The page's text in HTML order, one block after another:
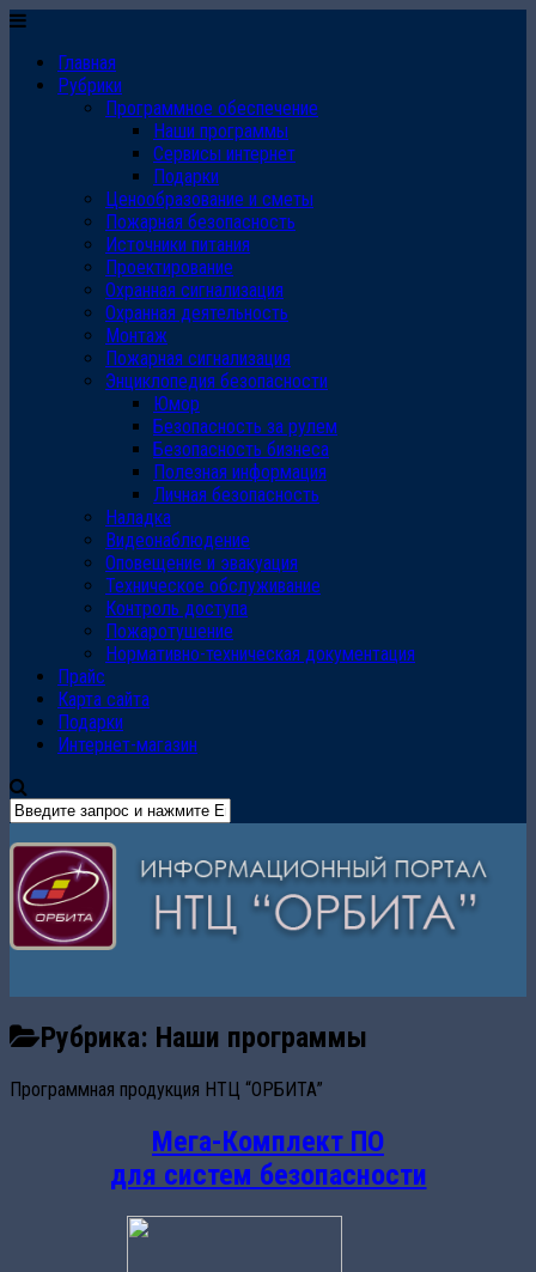
Главная
Рубрики
Программное обеспечение
Наши программы
Сервисы интернет
Подарки
Ценообразование и сметы
Пожарная безопасность
Источники питания
Проектирование
Охранная сигнализация
Охранная деятельность
Монтаж
Пожарная сигнализация
Энциклопедия безопасности
Юмор
Безопасность за рулем
Безопасность бизнеса
Полезная информация
Личная безопасность
Наладка
Видеонаблюдение
Оповещение и эвакуация
Техническое обслуживание
Контроль доступа
Пожаротушение
Нормативно-техническая документация
Прайс
Карта сайта
Подарки
Интернет-магазин
Рубрика: Наши программы
Программная продукция НТЦ “ОРБИТА”
Мега-Комплект ПО
для систем безопасности